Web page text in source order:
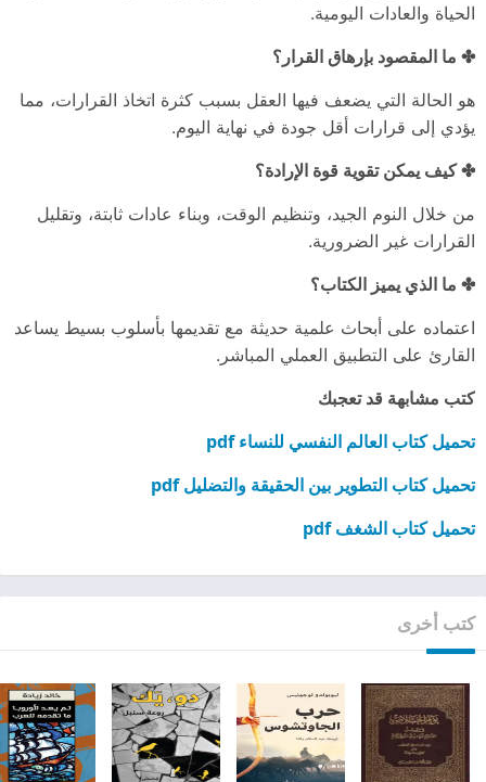
الحياة والعادات اليومية.
✤ ما المقصود بإرهاق القرار؟
هو الحالة التي يضعف فيها العقل بسبب كثرة اتخاذ القرارات، مما
يؤدي إلى قرارات أقل جودة في نهاية اليوم.
✤ كيف يمكن تقوية قوة الإرادة؟
من خلال النوم الجيد، وتنظيم الوقت، وبناء عادات ثابتة، وتقليل
القرارات غير الضرورية.
✤ ما الذي يميز الكتاب؟
اعتماده على أبحاث علمية حديثة مع تقديمها بأسلوب بسيط يساعد
القارئ على التطبيق العملي المباشر.
كتب مشابهة قد تعجبك
تحميل كتاب العالم النفسي للنساء pdf
تحميل كتاب التطوير بين الحقيقة والتضليل pdf
تحميل كتاب الشغف pdf
كتب أخرى